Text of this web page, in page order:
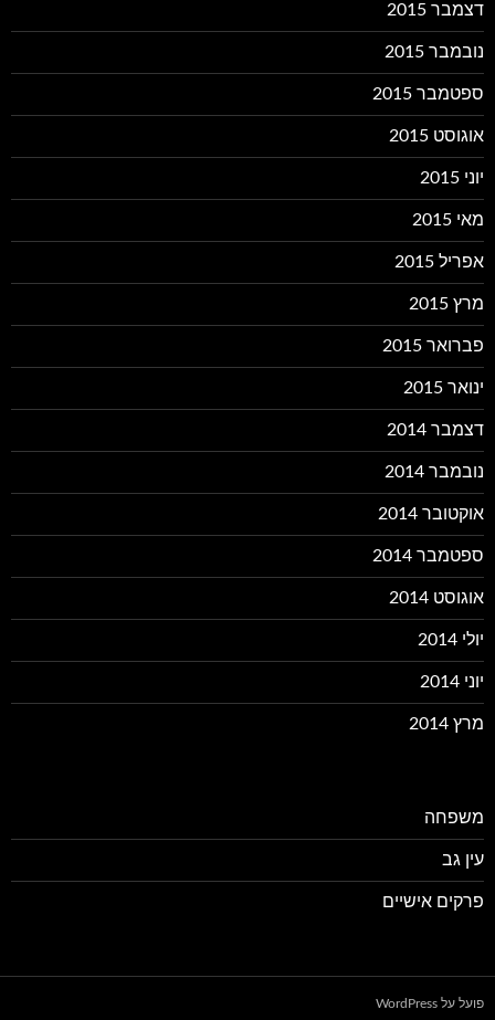
דצמבר 2015
נובמבר 2015
ספטמבר 2015
אוגוסט 2015
יוני 2015
מאי 2015
אפריל 2015
מרץ 2015
פברואר 2015
ינואר 2015
דצמבר 2014
נובמבר 2014
אוקטובר 2014
ספטמבר 2014
אוגוסט 2014
יולי 2014
יוני 2014
מרץ 2014
משפחה
עין גב
פרקים אישיים
פועל על WordPress